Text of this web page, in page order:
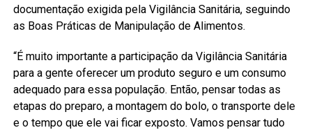
documentação exigida pela Vigilância Sanitária, seguindo
as Boas Práticas de Manipulação de Alimentos.
“É muito importante a participação da Vigilância Sanitária
para a gente oferecer um produto seguro e um consumo
adequado para essa população. Então, pensar todas as
etapas do preparo, a montagem do bolo, o transporte dele
e o tempo que ele vai ficar exposto. Vamos pensar tudo